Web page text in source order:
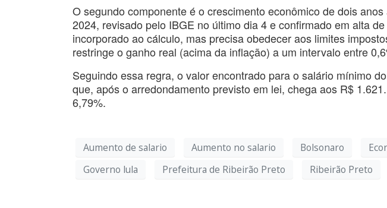
O segundo componente é o crescimento econômico de dois
2024, revisado pelo IBGE no último dia 4 e confirmado em alta
incorporado ao cálculo, mas precisa obedecer aos limites
restringe o ganho real (acima da inflação) a um intervalo entre
Seguindo essa regra, o valor encontrado para o salário mínimo
que, após o arredondamento previsto em lei, chega aos R$
6,79%.
Aumento de salario Aumento no salario Bolsonaro
Governo lula
Prefeitura de Ribeirão Preto Ribeirão Preto